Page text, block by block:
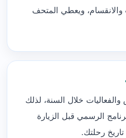
والانقسام، ويعطي المتحف
خلال السنة، لذلك
الرسمي قبل الزيارة
رحلتك.